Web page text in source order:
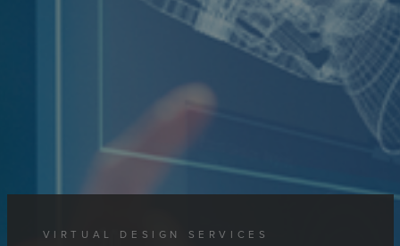
VIRTUAL DESIGN SERVICES